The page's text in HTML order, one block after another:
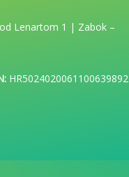
Lenartom 1 | Zabok –
HR5024020061100639892